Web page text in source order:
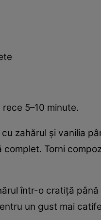
5–10 minute.
zahărul și vanilia
Torni
într-o cratiță
un gust mai